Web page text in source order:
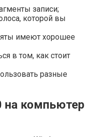
записи;
которой вы
имеют хорошее
в том, как стоит
разные
на компьютер